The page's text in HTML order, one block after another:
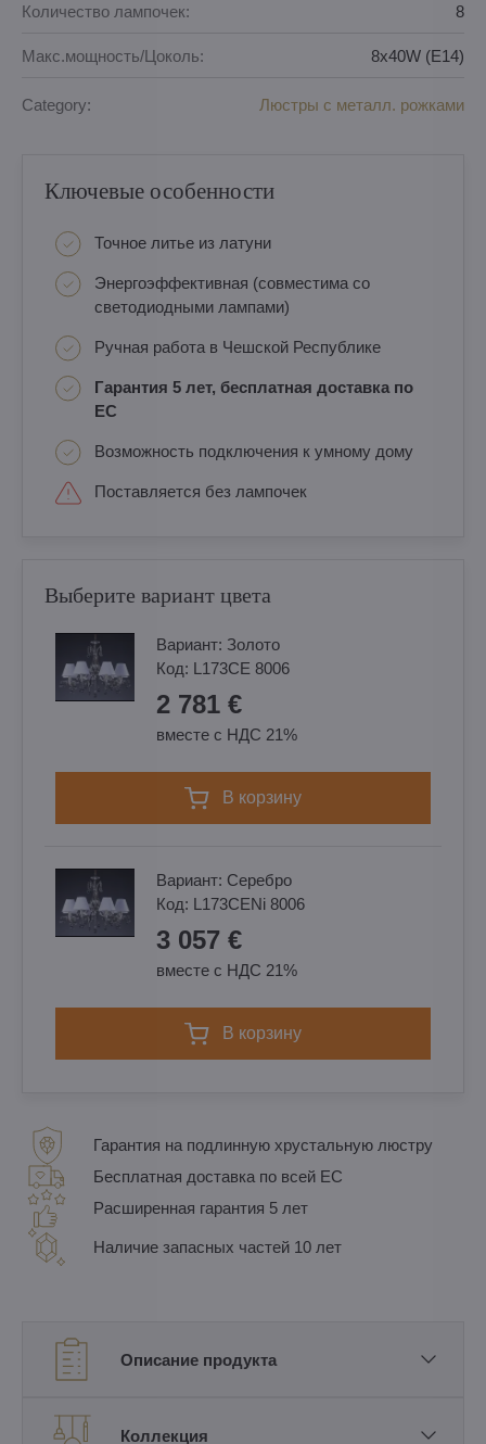
Количество лампочек: 8
Макс.мощность/Цоколь: 8x40W (E14)
Category: Люстры с металл. рoжкaми
Ключевые особенности
Точное литье из латуни
Энергоэффективная (совместима со
светодиодными лампами)
Ручная работа в Чешской Республике
Гарантия 5 лет, бесплатная доставка по
ЕС
Возможность подключения к умному дому
Поставляется без лампочек
Выберите вариант цвета
Вариант: Золотo
Код: L173CE 8006
2 781 €
вместе с НДС 21%
в корзину
Вариант: Cеребро
Код: L173CENi 8006
3 057 €
вместе с НДС 21%
в корзину
Гарантия на подлинную хрустальную люстру
Бесплатная доставка по всей ЕС
Расширенная гарантия 5 лет
Наличие запасных частей 10 лет
Описание продукта
Коллекция